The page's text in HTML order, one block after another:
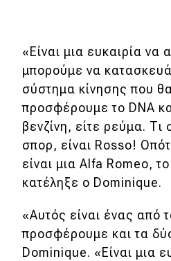
Classic
Νέα
Παρουσιάσεις
MOTO
«Είναι μια ευκαιρία
μπορούμε να
σύστημα κίνησης που
προσφέρουμε το DNA
βενζίνη, είτε ρεύμα. Τι
σπορ, είναι Rosso!
είναι μια Alfa Romeo,
κατέληξε ο Dominique.
«Αυτός είναι ένας από
προσφέρουμε και τα
Dominique. «Είναι μια